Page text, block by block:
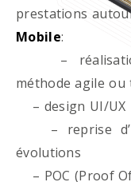
prestations
Mobile:
– réalisation
méthode agile
– design UI/UX
– reprise
évolutions
– POC (Proof